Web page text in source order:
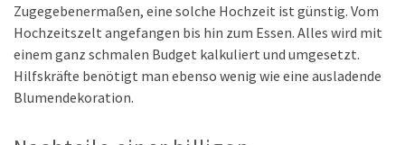
Zugegebenermaßen, eine solche Hochzeit ist günstig. Vom
Hochzeitszelt angefangen bis hin zum Essen. Alles wird mit
einem ganz schmalen Budget kalkuliert und umgesetzt.
Hilfskräfte benötigt man ebenso wenig wie eine ausladende
Blumendekoration.